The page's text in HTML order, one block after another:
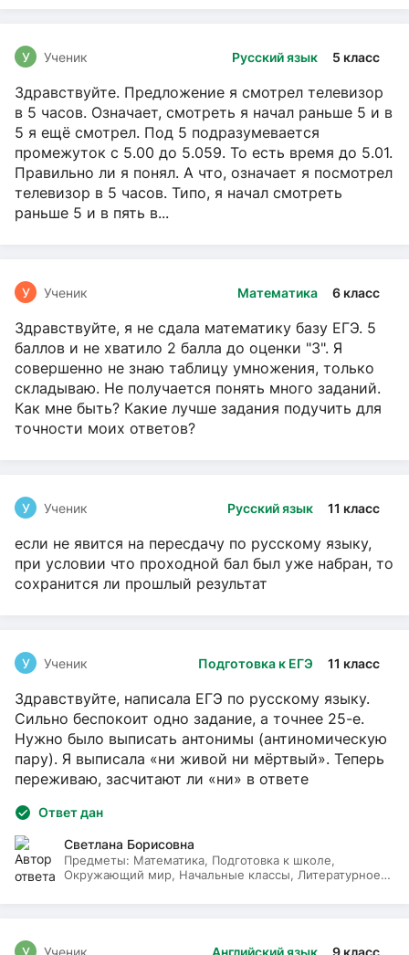
Русский язык 5 класс
У Ученик
Здравствуйте. Предложение я смотрел телевизор
в 5 часов. Означает, смотреть я начал раньше 5 и в
5 я ещё смотрел. Под 5 подразумевается
промежуток с 5.00 до 5.059. То есть время до 5.01.
Правильно ли я понял. А что, означает я посмотрел
телевизор в 5 часов. Типо, я начал смотреть
раньше 5 и в пять в...
Математика 6 класс
У Ученик
Здравствуйте, я не сдала математику базу ЕГЭ. 5
баллов и не хватило 2 балла до оценки "3". Я
совершенно не знаю таблицу умножения, только
складываю. Не получается понять много заданий.
Как мне быть? Какие лучше задания подучить для
точности моих ответов?
Русский язык 11 класс
У Ученик
если не явится на пересдачу по русскому языку,
при условии что проходной бал был уже набран, то
сохранится ли прошлый результат
Подготовка к ЕГЭ 11 класс
У Ученик
Здравствуйте, написала ЕГЭ по русскому языку.
Сильно беспокоит одно задание, а точнее 25-е.
Нужно было выписать антонимы (антиномическую
пару). Я выписала «ни живой ни мёртвый». Теперь
переживаю, засчитают ли «ни» в ответе
Ответ дан
Светлана Борисовна
Предметы: Математика, Подготовка к школе,
Окружающий мир, Начальные классы, Литературное
Английский язык 9 класс
У Ученик